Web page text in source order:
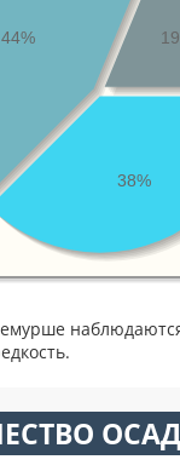
38%
44%